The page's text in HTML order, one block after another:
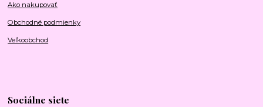
Ako nakupovať
Obchodné podmienky
Veľkoobchod
Sociálne siete